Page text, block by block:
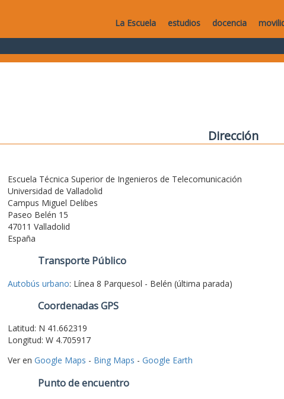
La Escuela estudios docencia
Dirección
Escuela Técnica Superior de Ingenieros de Telecomunicación
Universidad de Valladolid
Campus Miguel Delibes
Paseo Belén 15
47011 Valladolid
España
Transporte Público
Autobús urbano: Línea 8 Parquesol - Belén (última parada)
Coordenadas GPS
Latitud: N 41.662319
Longitud: W 4.705917
Ver en Google Maps - Bing Maps - Google Earth
Punto de encuentro